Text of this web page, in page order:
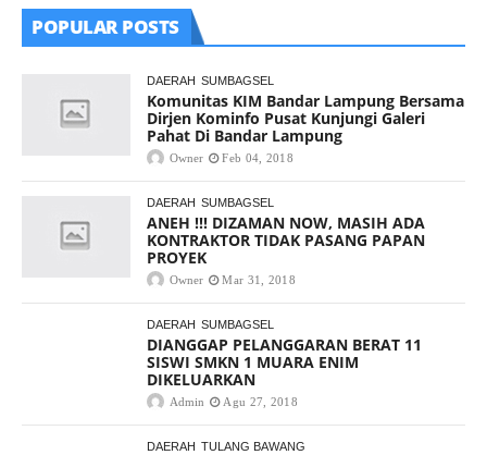
POPULAR POSTS
DAERAH SUMBAGSEL
Komunitas KIM Bandar Lampung Bersama
Dirjen Kominfo Pusat Kunjungi Galeri
Pahat Di Bandar Lampung
Owner Feb 04, 2018
DAERAH SUMBAGSEL
ANEH !!! DIZAMAN NOW, MASIH ADA
KONTRAKTOR TIDAK PASANG PAPAN
PROYEK
Owner Mar 31, 2018
DAERAH SUMBAGSEL
DIANGGAP PELANGGARAN BERAT 11
SISWI SMKN 1 MUARA ENIM
DIKELUARKAN
Admin Agu 27, 2018
DAERAH TULANG BAWANG